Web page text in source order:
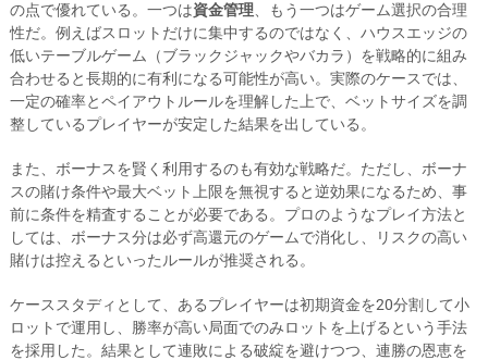
の点で優れている。一つは資金管理、もう一つはゲーム選択の合理
性だ。例えばスロットだけに集中するのではなく、ハウスエッジの
低いテーブルゲーム（ブラックジャックやバカラ）を戦略的に組み
合わせると長期的に有利になる可能性が高い。実際のケースでは、
一定の確率とペイアウトルールを理解した上で、ベットサイズを調
整しているプレイヤーが安定した結果を出している。
また、ボーナスを賢く利用するのも有効な戦略だ。ただし、ボーナ
スの賭け条件や最大ベット上限を無視すると逆効果になるため、事
前に条件を精査することが必要である。プロのようなプレイ方法と
しては、ボーナス分は必ず高還元のゲームで消化し、リスクの高い
賭けは控えるといったルールが推奨される。
ケーススタディとして、あるプレイヤーは初期資金を20分割して小
ロットで運用し、勝率が高い局面でのみロットを上げるという手法
を採用した。結果として連敗による破綻を避けつつ、連勝の恩恵を